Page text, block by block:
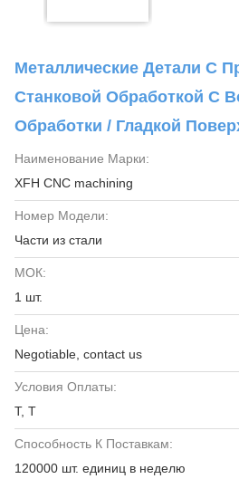
Металлические Детали С
Станковой Обработкой С
Обработки / Гладкой
Наименование Марки:
XFH CNC machining
Номер Модели:
Части из стали
МОК:
1 шт.
Цена:
Negotiable, contact us
Условия Оплаты:
Т, Т
Способность К Поставкам:
120000 шт. единиц в неделю